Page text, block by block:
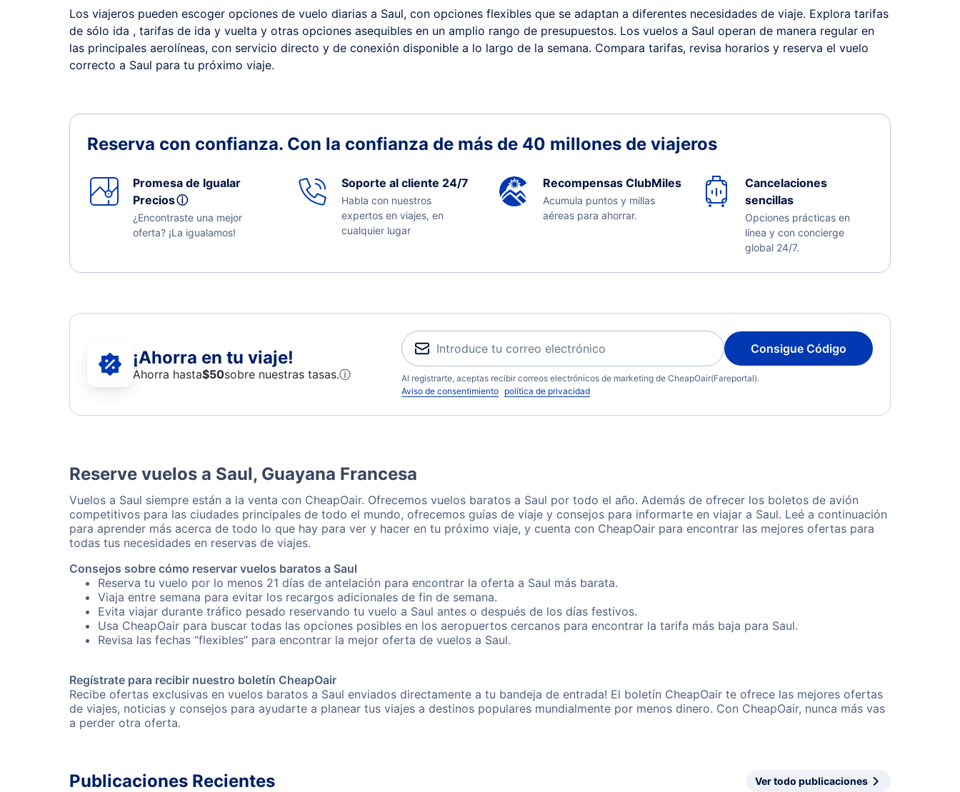
Los viajeros pueden escoger opciones de vuelo diarias a Saul, con opciones flexibles que se adaptan a diferentes necesidades de viaje. Explora tarifas
de sólo ida , tarifas de ida y vuelta y otras opciones asequibles en un amplio rango de presupuestos. Los vuelos a Saul operan de manera regular en
las principales aerolíneas, con servicio directo y de conexión disponible a lo largo de la semana. Compara tarifas, revisa horarios y reserva el vuelo
correcto a Saul para tu próximo viaje.
Reserva con confianza. Con la confianza de más de 40 millones de viajeros
Promesa de Igualar
Preciosⓘ
¿Encontraste una mejor
oferta? ¡La igualamos!
Soporte al cliente 24/7
Habla con nuestros
expertos en viajes, en
cualquier lugar
Recompensas ClubMiles
Acumula puntos y millas
aéreas para ahorrar.
Cancelaciones
sencillas
Opciones prácticas en
línea y con concierge
global 24/7.
¡Ahorra en tu viaje!
Ahorra hasta$50sobre nuestras tasas.ⓘ
Consigue Código
Al registrarte, aceptas recibir correos electrónicos de marketing de CheapOair(Fareportal).
Aviso de consentimiento política de privacidad
Reserve vuelos a Saul, Guayana Francesa
Vuelos a Saul siempre están a la venta con CheapOair. Ofrecemos vuelos baratos a Saul por todo el año. Además de ofrecer los boletos de avión
competitivos para las ciudades principales de todo el mundo, ofrecemos guías de viaje y consejos para informarte en viajar a Saul. Leé a continuación
para aprender más acerca de todo lo que hay para ver y hacer en tu próximo viaje, y cuenta con CheapOair para encontrar las mejores ofertas para
todas tus necesidades en reservas de viajes.
Consejos sobre cómo reservar vuelos baratos a Saul
Reserva tu vuelo por lo menos 21 días de antelación para encontrar la oferta a Saul más barata.
Viaja entre semana para evitar los recargos adicionales de fin de semana.
Evita viajar durante tráfico pesado reservando tu vuelo a Saul antes o después de los días festivos.
Usa CheapOair para buscar todas las opciones posibles en los aeropuertos cercanos para encontrar la tarifa más baja para Saul.
Revisa las fechas “flexibles” para encontrar la mejor oferta de vuelos a Saul.
Regístrate para recibir nuestro boletín CheapOair
Recibe ofertas exclusivas en vuelos baratos a Saul enviados directamente a tu bandeja de entrada! El boletín CheapOair te ofrece las mejores ofertas
de viajes, noticias y consejos para ayudarte a planear tus viajes a destinos populares mundialmente por menos dinero. Con CheapOair, nunca más vas
a perder otra oferta.
Publicaciones Recientes Ver todo publicaciones